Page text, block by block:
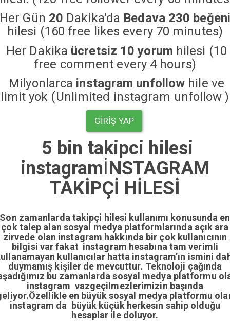
Her Gün 20 Dakika'da Bedava 230 beğeni
hilesi (160 free likes every 70 minutes)
Her Dakika ücretsiz 10 yorum hilesi (10
free comment every 4 hours)
Milyonlarca instagram unfollow hile ve
limit yok (Unlimited instagram unfollow )
GIRIŞ YAP
5 bin takipci hilesi
instagramİNSTAGRAM
TAKİPÇİ HİLESİ
Son zamanlarda takipçi hilesi kullanımı konusunda en
çok talep alan sosyal medya platformlarında açık ara
zirvede olan instagram hakkında bir çok kullanıcının
bilgisi var fakat instagram hesabına tam verimli
kullanıcılar hatta instagram’ın ismini
duymamış kişiler de mevcuttur. Teknoloji çağında
bu zamanlarda sosyal medya platformu
instagram vazgeçilmezlerimizin başında
en büyük sosyal medya platformu
instagram da büyük küçük herkesin sahip olduğu
hesaplar ile doluyor.